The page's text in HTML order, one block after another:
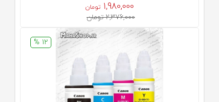
1,980,000 تومان
2,376,000 تومان
12 %